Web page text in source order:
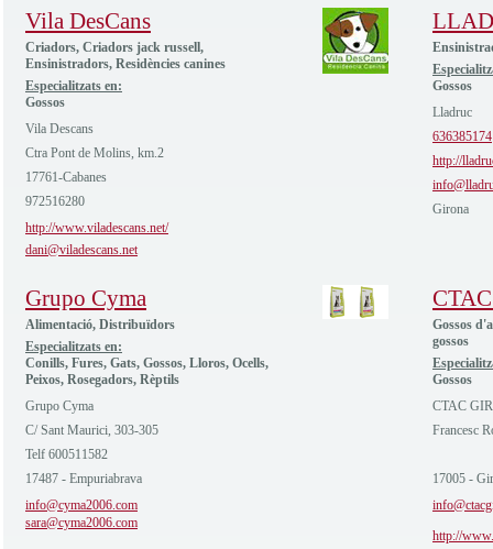
Vila DesCans
Criadors, Criadors jack russell,
Ensinistradors, Residències canines
Especialitzats en:
Gossos
Vila Descans
Ctra Pont de Molins, km.2
17761-Cabanes
972516280
http://www.viladescans.net/
dani@viladescans.net
Gossos
Lladruc
636385174
http://
Girona
Grupo Cyma
Alimentació, Distribuïdors
Especialitzats en:
Conills, Fures, Gats, Gossos, Lloros, Ocells,
Peixos, Rosegadors, Rèptils
Grupo Cyma
C/ Sant Maurici, 303-305
Telf 600511582
17487 - Empuriabrava
info@cyma2006.com
sara@cyma2006.com
Gossos
gossos
Gossos
CTAC
Francesc
17005 -
http://